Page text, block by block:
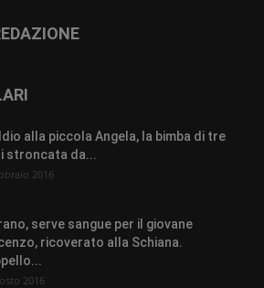
alla piccola Angela, la bimba di tre
stroncata da...
2016
serve sangue per il giovane
ricoverato alla Schiana.
2016